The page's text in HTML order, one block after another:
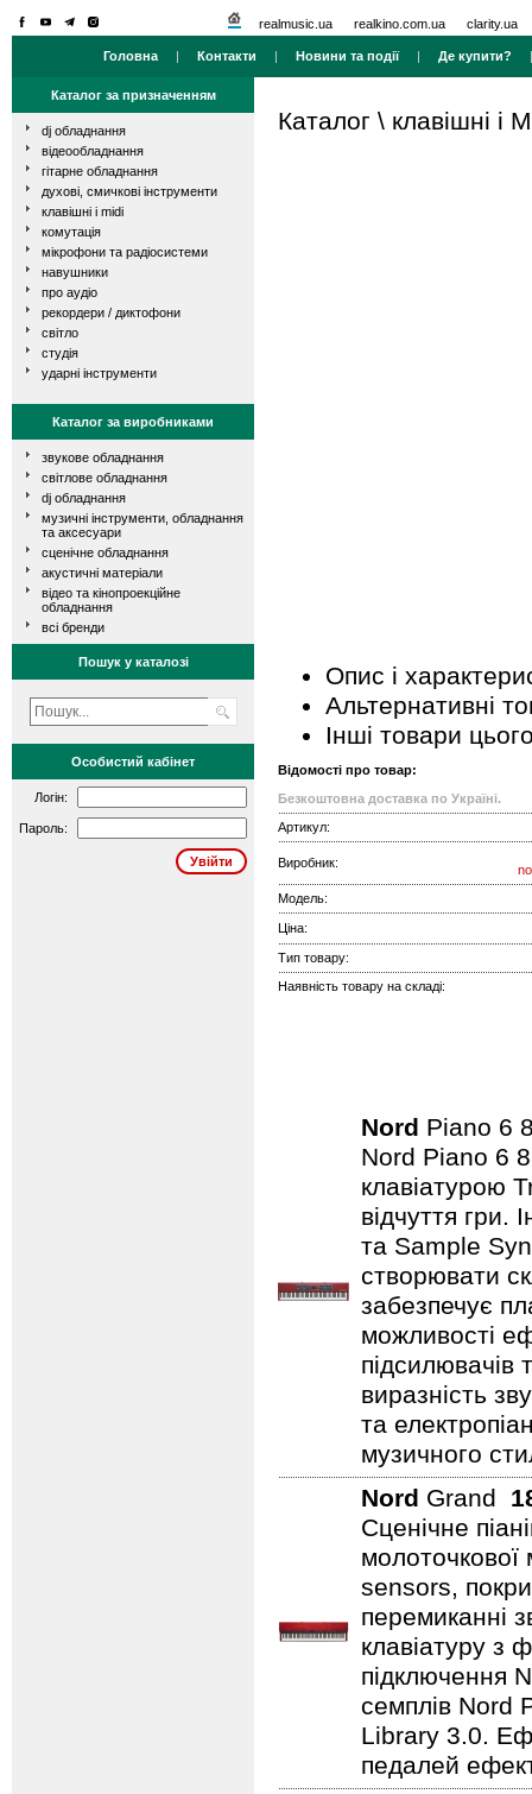
realmusic.ua realkino.com.ua clarity.ua
Головна | Контакти | Новини та події| Де купити?
Каталог за призначенням
dj обладнання
відеообладнання
гітарне обладнання
духові, смичкові інструменти
клавішні і midi
комутація
мікрофони та радіосистеми
навушники
про аудіо
рекордери / диктофони
світло
студія
ударні інструменти
Каталог за виробниками
звукове обладнання
світлове обладнання
dj обладнання
музичні інструменти, обладнання
та аксесуари
сценічне обладнання
акустичні матеріали
відео та кінопроекційне
обладнання
всі бренди
Пошук у каталозі
Особистий кабінет
Логін:
Пароль:
Каталог \ клавішні і
Опис і
Альтернативні
Інші товари
Відомості про товар:
Безкоштовна доставка по Україні.
Артикул:
Виробник:
Модель:
Ціна:
Тип товару:
Наявність товару на складі:
Nord Piano 6
Nord Piano 6
клавіатурою
відчуття
та Sample
створювати
забезпечує
можливості
виразність
та
музичного
Nord Grand
Сценічне
sensors,
перемиканні
клавіатуру з
підключення
семплів Nord
Library 3.0.
педалей